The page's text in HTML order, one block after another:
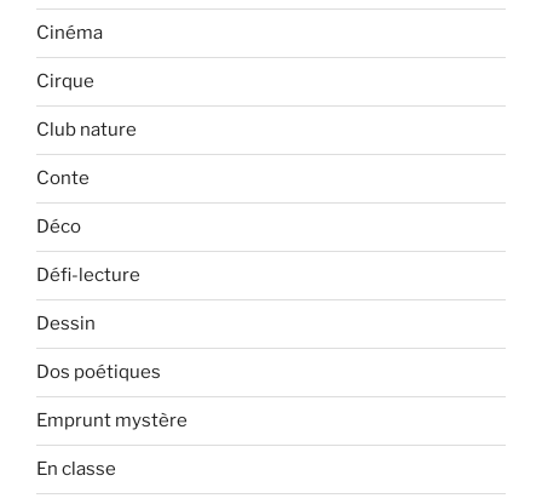
Cinéma
Cirque
Club nature
Conte
Déco
Défi-lecture
Dessin
Dos poétiques
Emprunt mystère
En classe